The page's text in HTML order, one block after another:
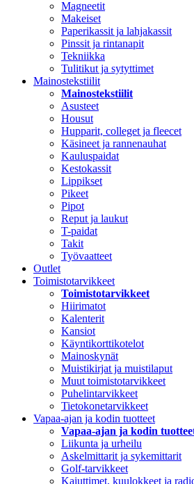
Magneetit
Makeiset
Paperikassit ja lahjakassit
Pinssit ja rintanapit
Tekniikka
Tulitikut ja sytyttimet
Mainostekstiilit
Mainostekstiilit
Asusteet
Housut
Hupparit, colleget ja fleecet
Käsineet ja rannenauhat
Kauluspaidat
Kestokassit
Lippikset
Pikeet
Pipot
Reput ja laukut
T-paidat
Takit
Työvaatteet
Outlet
Toimistotarvikkeet
Toimistotarvikkeet
Hiirimatot
Kalenterit
Kansiot
Käyntikorttikotelot
Mainoskynät
Muistikirjat ja muistilaput
Muut toimistotarvikkeet
Puhelintarvikkeet
Tietokonetarvikkeet
Vapaa-ajan ja kodin tuotteet
Vapaa-ajan ja kodin
Liikunta ja urheilu
Askelmittarit ja sykemittarit
Golf-tarvikkeet
Kaiuttimet, kuulokkeet ja